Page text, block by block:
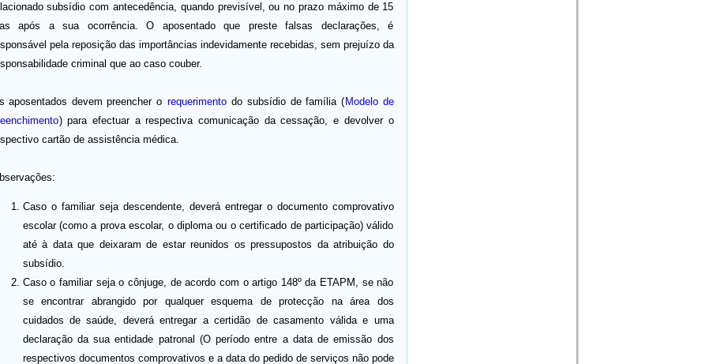
subsídio com antecedência, quando previsível, ou no prazo máximo de 15
após a sua ocorrência. O aposentado que preste falsas declarações, é
pela reposição das importâncias indevidamente recebidas, sem prejuízo da
criminal que ao caso couber.
aposentados devem preencher o requerimento do subsídio de família ( Modelo de
) para efectuar a respectiva comunicação da cessação, e devolver o
cartão de assistência médica.
Caso o familiar seja descendente, deverá entregar o documento comprovativo
escolar (como a prova escolar, o diploma ou o certificado de participação) válido
até à data que deixaram de estar reunidos os pressupostos da atribuição do
subsídio.
Caso o familiar seja o cônjuge, de acordo com o artigo 148º da ETAPM, se não
se encontrar abrangido por qualquer esquema de protecção na área dos
cuidados de saúde, deverá entregar a certidão de casamento válida e uma
declaração da sua entidade patronal (O período entre a data de emissão dos
respectivos documentos comprovativos e a data do pedido de serviços não pode